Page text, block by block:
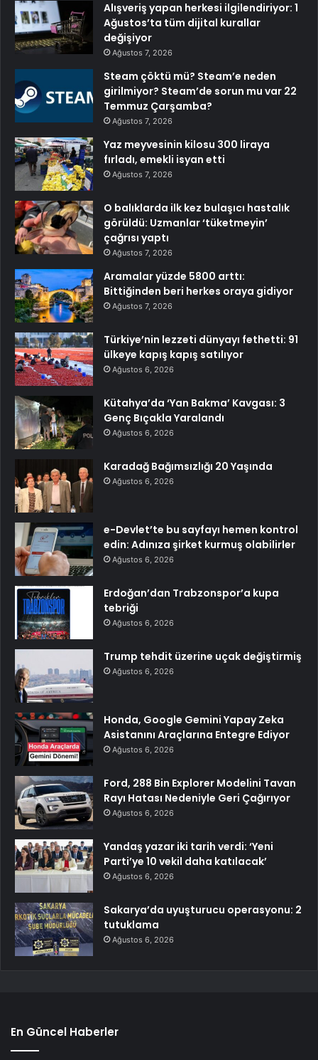
Alışveriş yapan herkesi ilgilendiriyor: 1
Ağustos’ta tüm dijital kurallar
değişiyor
Ağustos 7, 2026
Steam çöktü mü? Steam’e neden
girilmiyor? Steam’de sorun mu var 22
Temmuz Çarşamba?
Ağustos 7, 2026
Yaz meyvesinin kilosu 300 liraya
fırladı, emekli isyan etti
Ağustos 7, 2026
O balıklarda ilk kez bulaşıcı hastalık
görüldü: Uzmanlar ‘tüketmeyin’
çağrısı yaptı
Ağustos 7, 2026
Aramalar yüzde 5800 arttı:
Bittiğinden beri herkes oraya gidiyor
Ağustos 7, 2026
Türkiye’nin lezzeti dünyayı fethetti: 91
ülkeye kapış kapış satılıyor
Ağustos 6, 2026
Kütahya’da ‘Yan Bakma’ Kavgası: 3
Genç Bıçakla Yaralandı
Ağustos 6, 2026
Karadağ Bağımsızlığı 20 Yaşında
Ağustos 6, 2026
e-Devlet’te bu sayfayı hemen kontrol
edin: Adınıza şirket kurmuş olabilirler
Ağustos 6, 2026
Erdoğan’dan Trabzonspor’a kupa
tebriği
Ağustos 6, 2026
Trump tehdit üzerine uçak değiştirmiş
Ağustos 6, 2026
Honda, Google Gemini Yapay Zeka
Asistanını Araçlarına Entegre Ediyor
Ağustos 6, 2026
Ford, 288 Bin Explorer Modelini Tavan
Rayı Hatası Nedeniyle Geri Çağırıyor
Ağustos 6, 2026
Yandaş yazar iki tarih verdi: ‘Yeni
Parti’ye 10 vekil daha katılacak’
Ağustos 6, 2026
Sakarya’da uyuşturucu operasyonu: 2
tutuklama
Ağustos 6, 2026
En Güncel Haberler